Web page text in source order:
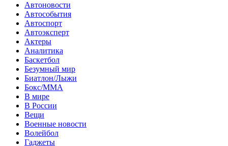
Автоновости
Автособытия
Автоспорт
Автоэксперт
Актеры
Аналитика
Баскетбол
Безумный мир
Биатлон/Лыжи
Бокс/MMA
В мире
В России
Вещи
Военные новости
Волейбол
Гаджеты